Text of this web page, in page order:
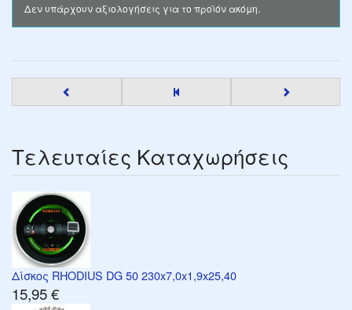
Δεν υπάρχουν αξιολογήσεις για το προϊόν ακόμη.
Τελευταίες Καταχωρήσεις
Δίσκος RHODIUS DG 50 230x7,0x1,9x25,40
15,95 €